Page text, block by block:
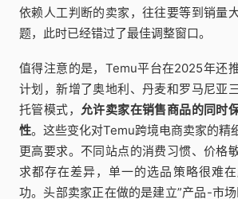
依赖人工判断的卖家，往往要等到销量
题，此时已经错过了最佳调整窗口。
值得注意的是，Temu平台在2025年还
计划，新增了奥地利、丹麦和罗马尼亚
托管模式， 允许卖家在销售商品的同时
性。这些变化对Temu跨境电商卖家的精
更高要求。不同站点的消费习惯、价格
求都存在差异，单一的选品策略很难
功。头部卖家正在做的是建立”产品-市